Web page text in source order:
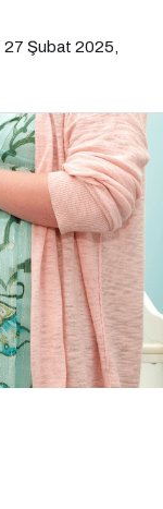
27 Şubat 2025,